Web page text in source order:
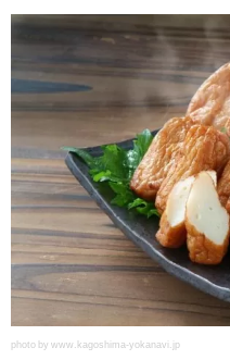
photo by www.kagoshima-yokanavi.jp